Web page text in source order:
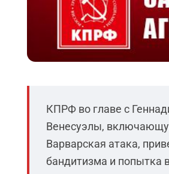
КПРФ во главе с
Венесуэлы,
Варварская атака,
бандитизма и попытка